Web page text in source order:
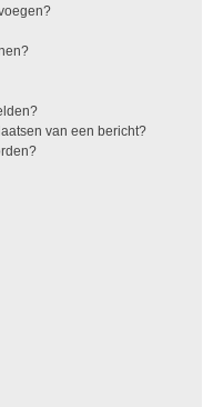
van een bericht?